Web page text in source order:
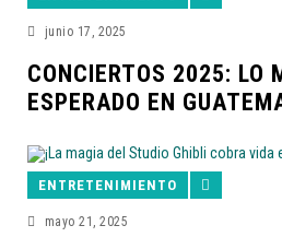
junio 17, 2025
CONCIERTOS 2025: LO
ESPERADO EN
ENTRETENIMIENTO
mayo 21, 2025